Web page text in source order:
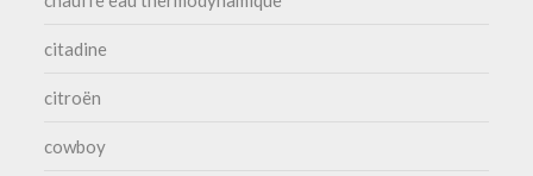
citadine
citroën
cowboy